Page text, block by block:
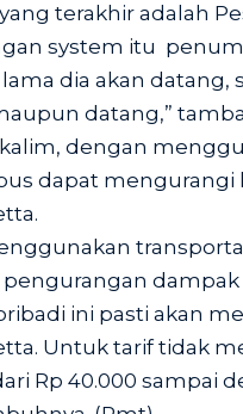
terakhir adalah
system itu
dia akan datang,
datang,”
dengan
dapat
dampak
ini pasti akan
Untuk tarif tidak
Rp 40.000 sampai